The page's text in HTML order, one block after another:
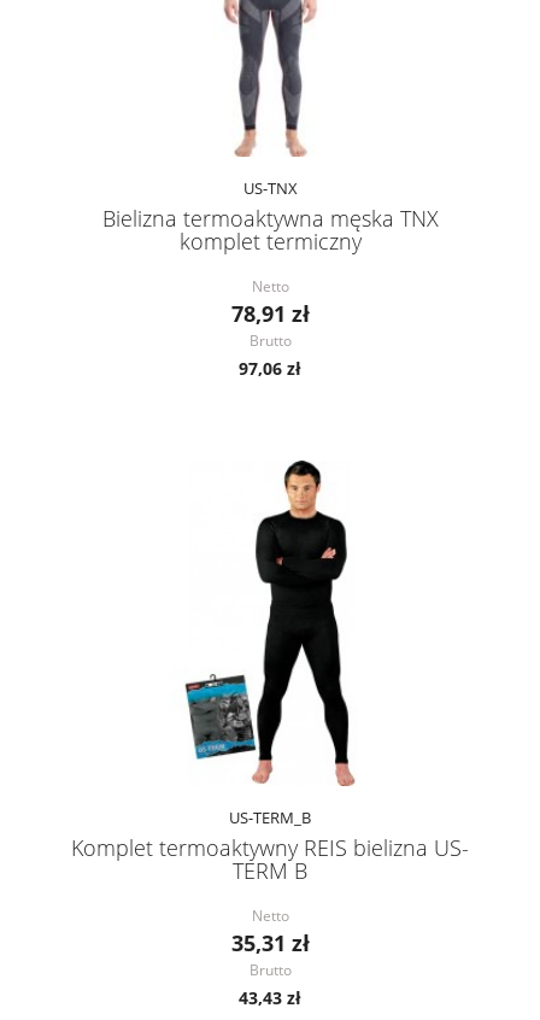
US-TNX
Bielizna termoaktywna męska TNX
komplet termiczny
Netto
78,91 zł
Brutto
97,06 zł
US-TERM_B
Komplet termoaktywny REIS bielizna US-
TERM B
Netto
35,31 zł
Brutto
43,43 zł